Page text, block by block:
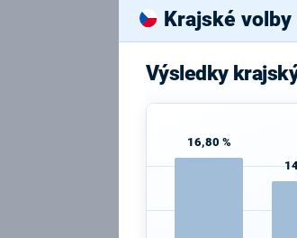
Krajské volby
Výsledky
16,80 %